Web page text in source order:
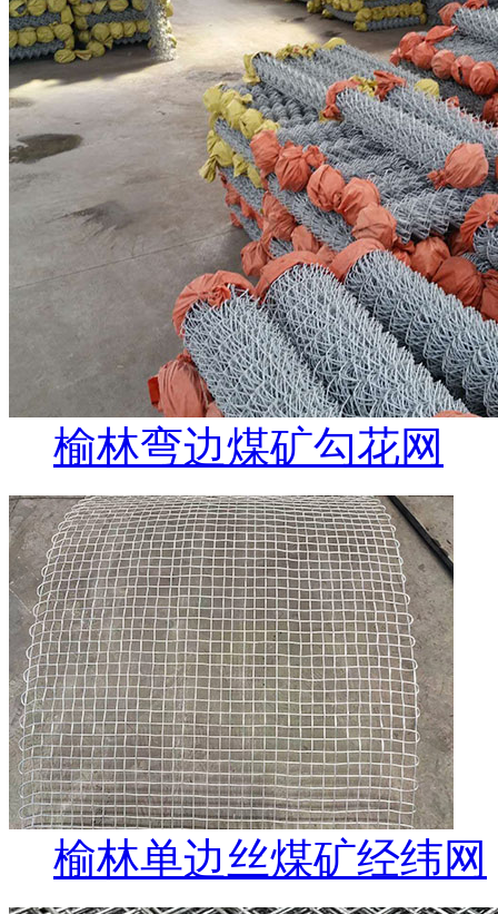
榆林弯边煤矿勾花网
榆林单边丝煤矿经纬网